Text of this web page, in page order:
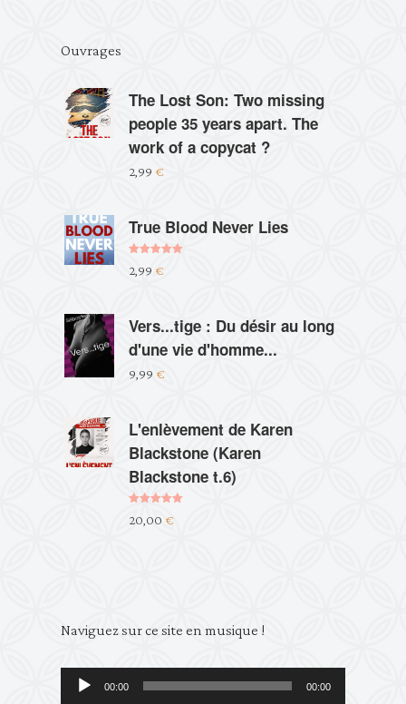
Ouvrages
The Lost Son: Two missing
people 35 years apart. The
work of a copycat ?
2,99 €
True Blood Never Lies
sur 5
2,99 €
Vers...tige : Du désir au long
d'une vie d'homme...
9,99 €
L'enlèvement de Karen
Blackstone (Karen
Blackstone t.6)
sur 5
20,00 €
Naviguez sur ce site en musique !
00:00 00:00